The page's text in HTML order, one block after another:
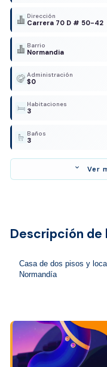
Dirección
Carrera 70 D # 50-42
Barrio
Normandia
Administración
$0
Habitaciones
3
Baños
3
expand_more Ver
Descripción de
Casa de dos pisos y
Normandía